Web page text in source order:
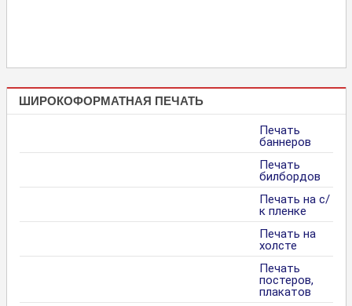
ШИРОКОФОРМАТНАЯ ПЕЧАТЬ
Печать
баннеров
Печать
билбордов
Печать на с/
к пленке
Печать на
холсте
Печать
постеров,
плакатов